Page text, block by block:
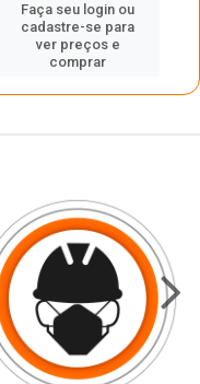
Faça seu login ou
cadastre-se para
ver preços e
comprar